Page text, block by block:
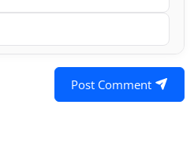
Post Comment